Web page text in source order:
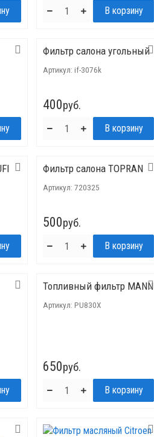
Фильтр салона угольный
Артикул: if-3076k
400руб.
Фильтр салона TOPRAN
Артикул: 720325
500руб.
Топливный фильтр MANN
Артикул: PU830X
650руб.